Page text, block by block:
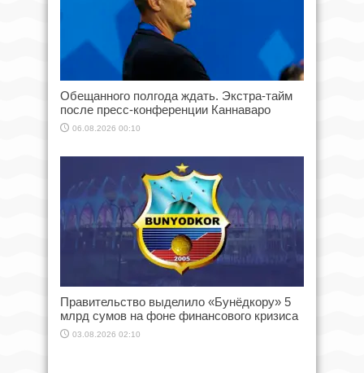
Обещанного полгода ждать. Экстра-тайм
после пресс-конференции Каннаваро
06.08.2026 00:10
Правительство выделило «Бунёдкору» 5
млрд сумов на фоне финансового кризиса
03.08.2026 02:10